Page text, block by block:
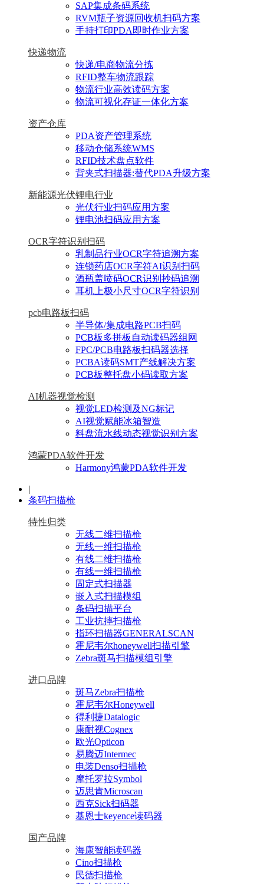
SAP集成条码系统
RVM瓶子资源回收机扫码方案
手持打印PDA即时作业方案
快递物流
快递/电商物流分拣
RFID整车物流跟踪
物流行业高效读码方案
物流可视化存证一体化方案
资产仓库
PDA资产管理系统
移动仓储系统WMS
RFID技术盘点软件
背夹式扫描器:替代PDA升级方案
新能源光伏锂电行业
光伏行业扫码应用方案
锂电池扫码应用方案
OCR字符识别扫码
乳制品行业OCR字符追溯方案
连锁药店OCR字符AI识别扫码
酒瓶盖喷码OCR识别抄码追溯
耳机上极小尺寸OCR字符识别
pcb电路板扫码
半导体/集成电路PCB扫码
PCB板多拼板自动读码器组网
FPC/PCB电路板扫码器选择
PCBA读码SMT产线解决方案
PCB板整托盘小码读取方案
AI机器视觉检测
视觉LED检测及NG标记
AI视觉赋能冰箱智造
料盘流水线动态视觉识别方案
鸿蒙PDA软件开发
Harmony鸿蒙PDA软件开发
|
条码扫描枪
特性归类
无线二维扫描枪
无线一维扫描枪
有线二维扫描枪
有线一维扫描枪
固定式扫描器
嵌入式扫描模组
条码扫描平台
工业抗摔扫描枪
指环扫描器GENERALSCAN
霍尼韦尔honeywell扫描引擎
Zebra斑马扫描模组引擎
进口品牌
斑马Zebra扫描枪
霍尼韦尔Honeywell
得利捷Datalogic
康耐视Cognex
欧光Opticon
易腾迈Intermec
电装Denso扫描枪
摩托罗拉Symbol
迈思肯Microscan
西克Sick扫码器
基恩士keyence读码器
国产品牌
海康智能读码器
Cino扫描枪
民德扫描枪